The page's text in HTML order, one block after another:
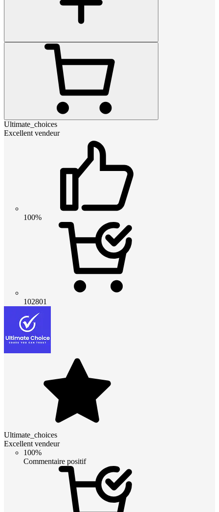
Ultimate_choices
Excellent vendeur
100%
102801
Ultimate_choices
Excellent vendeur
100%
Commentaire positif